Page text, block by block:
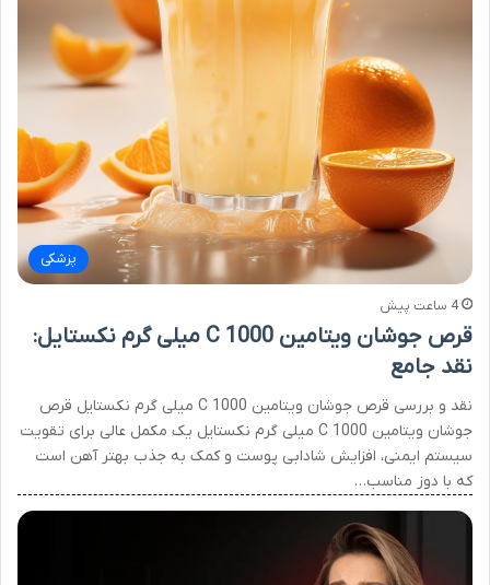
پزشکی
4 ساعت پیش
قرص جوشان ویتامین C 1000 میلی گرم نکستایل:
نقد جامع
نقد و بررسی قرص جوشان ویتامین C 1000 میلی گرم نکستایل قرص
جوشان ویتامین C 1000 میلی گرم نکستایل یک مکمل عالی برای تقویت
سیستم ایمنی، افزایش شادابی پوست و کمک به جذب بهتر آهن است
که با دوز مناسب…